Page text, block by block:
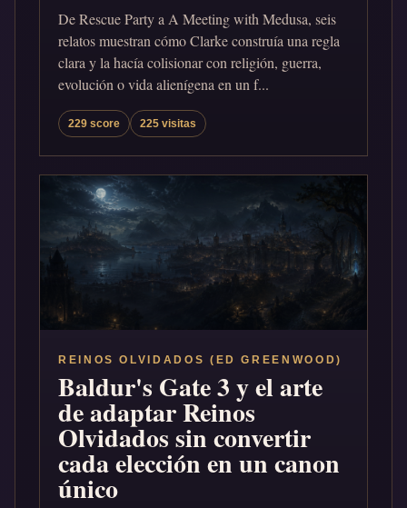
De Rescue Party a A Meeting with Medusa, seis
relatos muestran cómo Clarke construía una regla
clara y la hacía colisionar con religión, guerra,
evolución o vida alienígena en un f...
229 score 225 visitas
REINOS OLVIDADOS (ED GREENWOOD)
Baldur's Gate 3 y el arte
de adaptar Reinos
Olvidados sin convertir
cada elección en un canon
único